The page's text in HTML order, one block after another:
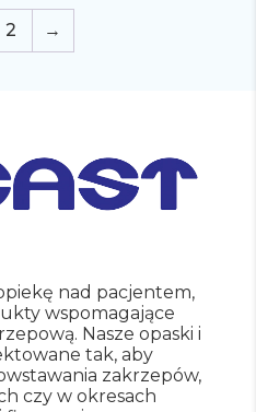
2 →
nad pacjentem,
wspomagające
Nasze opaski i
tak, aby
zakrzepów,
czy w okresach